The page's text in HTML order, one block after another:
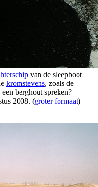
van de sleepboot
kromstevens, zoals de
berghout spreken?
2008. (groter formaat)